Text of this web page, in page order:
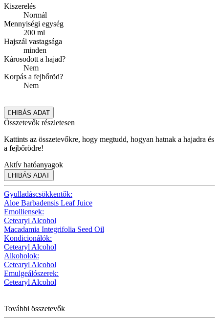
Kiszerelés
Normál
Mennyiségi egység
200 ml
Hajszál vastagsága
minden
Károsodott a hajad?
Nem
Korpás a fejbőröd?
Nem
HIBÁS ADAT
Összetevők részletesen
Kattints az összetevőkre, hogy megtudd, hogyan hatnak a hajadra és
a fejbőrödre!
Aktív hatóanyagok
HIBÁS ADAT
Gyulladáscsökkentők:
Aloe Barbadensis Leaf Juice
Emolliensek:
Cetearyl Alcohol
Macadamia Integrifolia Seed Oil
Kondicionálók:
Cetearyl Alcohol
Alkoholok:
Cetearyl Alcohol
Emulgeálószerek:
Cetearyl Alcohol
További összetevők